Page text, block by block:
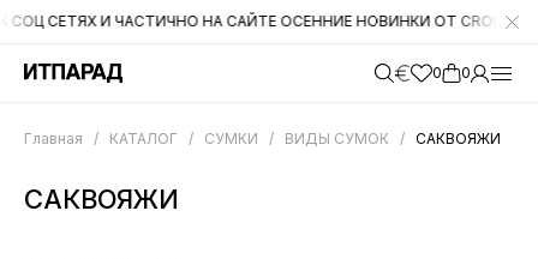
И ЧАСТИЧНО НА САЙТЕ ОСЕННИЕ НОВИНКИ ОТ CROMIA. НА
0 0
Главная / КАТАЛОГ / СУМКИ / ВИДЫ СУМОК / САКВОЯЖИ
САКВОЯЖИ